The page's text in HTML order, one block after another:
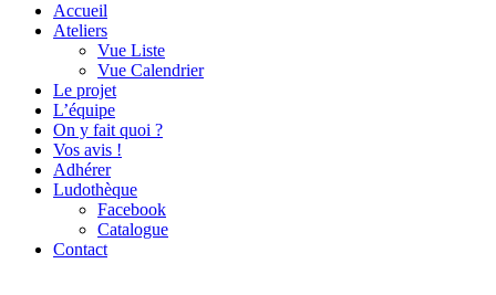
Accueil
Ateliers
Vue Liste
Vue Calendrier
Le projet
L’équipe
On y fait quoi ?
Vos avis !
Adhérer
Ludothèque
Facebook
Catalogue
Contact